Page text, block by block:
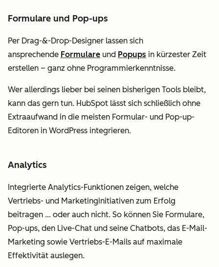
Formulare und Pop-ups
Per Drag-&-Drop-Designer lassen sich
ansprechende Formulare und Popups in kürzester Zeit
erstellen – ganz ohne Programmierkenntnisse.
Wer allerdings lieber bei seinen bisherigen Tools bleibt,
kann das gern tun. HubSpot lässt sich schließlich ohne
Extraaufwand in die meisten Formular- und Pop-up-
Editoren in WordPress integrieren.
Analytics
Integrierte Analytics-Funktionen zeigen, welche
Vertriebs- und Marketinginitiativen zum Erfolg
beitragen … oder auch nicht. So können Sie Formulare,
Pop-ups, den Live-Chat und seine Chatbots, das E-Mail-
Marketing sowie Vertriebs-E-Mails auf maximale
Effektivität auslegen.